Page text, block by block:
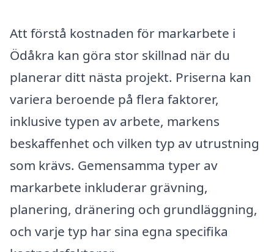
Att förstå kostnaden för markarbete i
Ödåkra kan göra stor skillnad när du
planerar ditt nästa projekt. Priserna kan
variera beroende på flera faktorer,
inklusive typen av arbete, markens
beskaffenhet och vilken typ av utrustning
som krävs. Gemensamma typer av
markarbete inkluderar grävning,
planering, dränering och grundläggning,
och varje typ har sina egna specifika